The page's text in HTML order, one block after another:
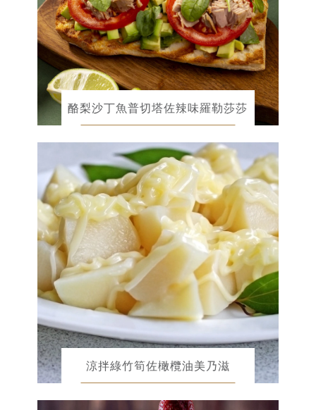
酪梨沙丁魚普切塔佐辣味羅勒莎莎
涼拌綠竹筍佐橄欖油美乃滋